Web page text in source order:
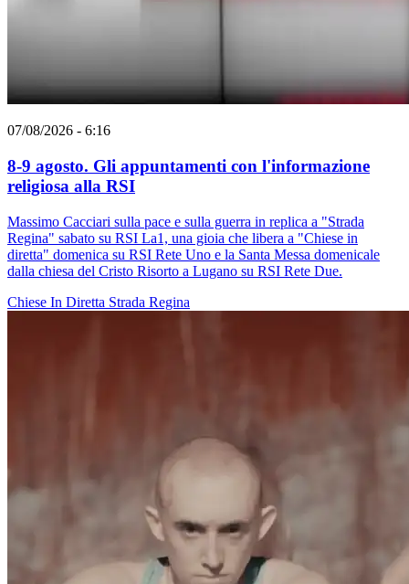
07/08/2026 - 6:16
8-9 agosto. Gli appuntamenti con l'informazione
religiosa alla RSI
Massimo Cacciari sulla pace e sulla guerra in replica a "Strada
Regina" sabato su RSI La1, una gioia che libera a "Chiese in
diretta" domenica su RSI Rete Uno e la Santa Messa domenicale
dalla chiesa del Cristo Risorto a Lugano su RSI Rete Due.
Chiese In Diretta Strada Regina